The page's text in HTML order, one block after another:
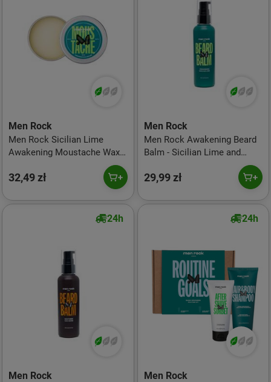
Men Rock
Men Rock Sicilian Lime
Awakening Moustache Wax
32,49 zł
Men Rock
Men Rock Awakening Beard
Balm - Sicilian Lime and
Caffeine Balsam do brody,
100ml
29,99 zł
24h
Men Rock
24h
Men Rock